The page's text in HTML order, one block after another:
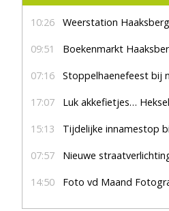
10:26 Weerstation Haaksbergen:
09:51 Boekenmarkt Haaksbergen zaterdag
07:16 Stoppelhaenefeest bij
17:07 Luk akkefietjes…
15:13 Tijdelijke innamestop
07:57 Nieuwe straatverlichting
14:50 Foto vd Maand